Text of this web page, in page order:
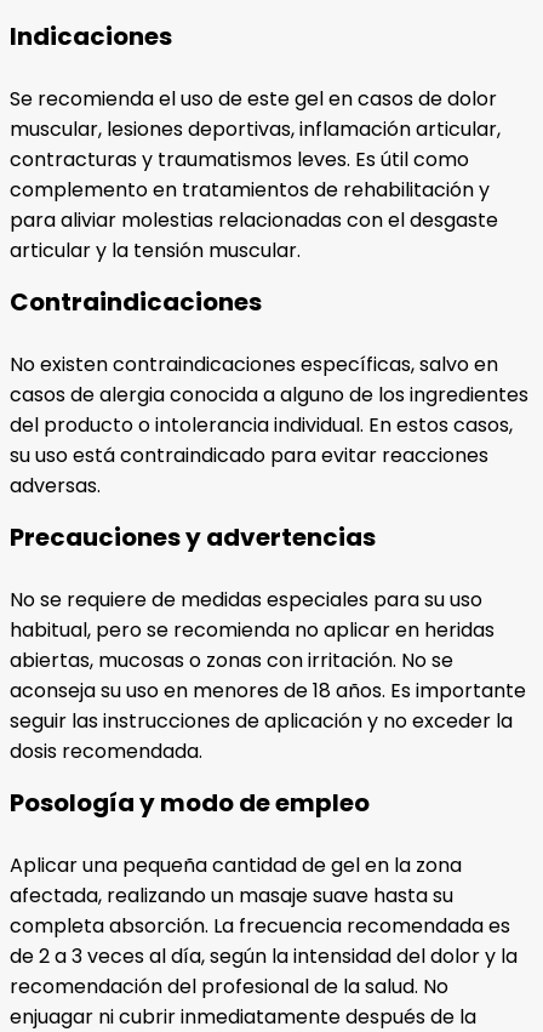
Indicaciones
Se recomienda el uso de este gel en casos de dolor
muscular, lesiones deportivas, inflamación articular,
contracturas y traumatismos leves. Es útil como
complemento en tratamientos de rehabilitación y
para aliviar molestias relacionadas con el desgaste
articular y la tensión muscular.
Contraindicaciones
No existen contraindicaciones específicas, salvo en
casos de alergia conocida a alguno de los ingredientes
del producto o intolerancia individual. En estos casos,
su uso está contraindicado para evitar reacciones
adversas.
Precauciones y advertencias
No se requiere de medidas especiales para su uso
habitual, pero se recomienda no aplicar en heridas
abiertas, mucosas o zonas con irritación. No se
aconseja su uso en menores de 18 años. Es importante
seguir las instrucciones de aplicación y no exceder la
dosis recomendada.
Posología y modo de empleo
Aplicar una pequeña cantidad de gel en la zona
afectada, realizando un masaje suave hasta su
completa absorción. La frecuencia recomendada es
de 2 a 3 veces al día, según la intensidad del dolor y la
recomendación del profesional de la salud. No
enjuagar ni cubrir inmediatamente después de la